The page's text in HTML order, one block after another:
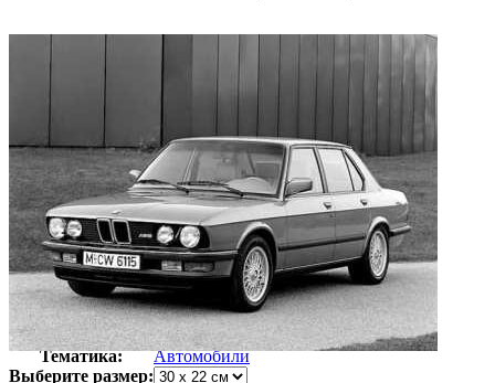
Автор:
Неизвестно
Арт-стиль
Ретро-Фотографии
Тематика:
Автомобили
Выберите размер: